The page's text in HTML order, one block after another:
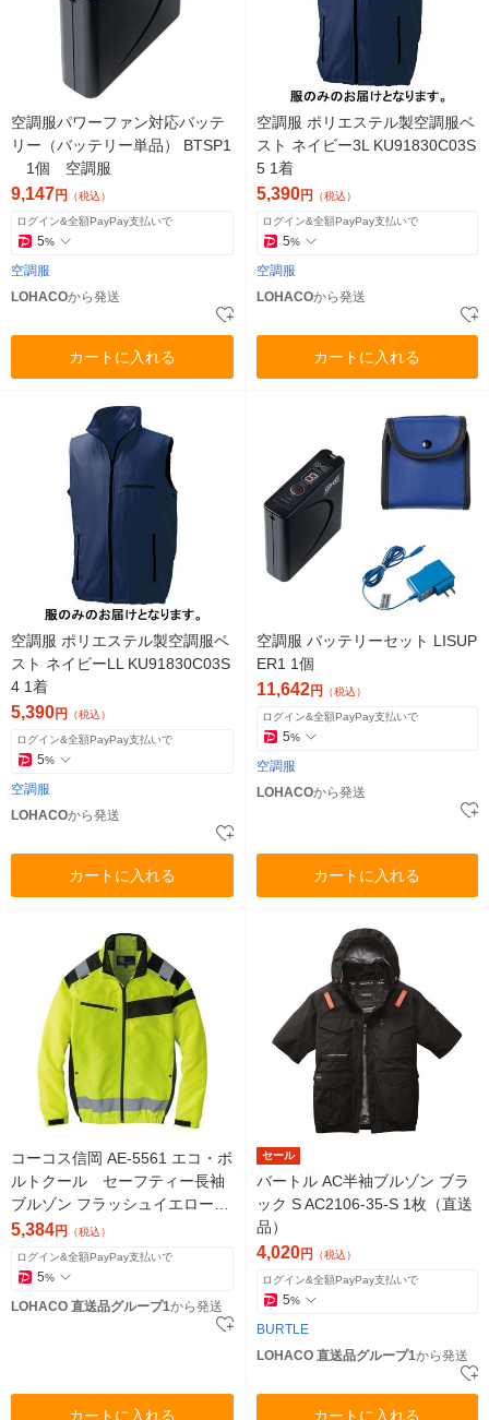
空調服パワーファン対応バッテ
リー（バッテリー単品） BTSP1
1個 空調服
9,147円 （税込）
ログイン&全額PayPay支払いで
5%
空調服
LOHACOから発送
カートに入れる
空調服 ポリエステル製空調服ベ
スト ネイビー3L KU91830C03S
5 1着
5,390円 （税込）
ログイン&全額PayPay支払いで
5%
空調服
LOHACOから発送
カートに入れる
空調服 ポリエステル製空調服ベ
スト ネイビーLL KU91830C03S
4 1着
5,390円 （税込）
ログイン&全額PayPay支払いで
5%
空調服
LOHACOから発送
カートに入れる
空調服 バッテリーセット LISUP
ER1 1個
11,642円 （税込）
ログイン&全額PayPay支払いで
5%
空調服
LOHACOから発送
カートに入れる
コーコス信岡 AE-5561 エコ・ボ
ルトクール セーフティー長袖
ブルゾン フラッシュイエロー X
L 1着（直送品）
5,384円 （税込）
ログイン&全額PayPay支払いで
5%
LOHACO 直送品グループ1から発送
カートに入れる
セール
バートル AC半袖ブルゾン ブラ
ック S AC2106-35-S 1枚（直送
品）
4,020円 （税込）
ログイン&全額PayPay支払いで
5%
BURTLE
LOHACO 直送品グループ1から発送
カートに入れる